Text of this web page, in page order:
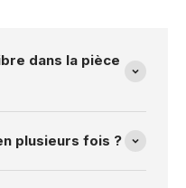
dans la pièce
plusieurs fois ?